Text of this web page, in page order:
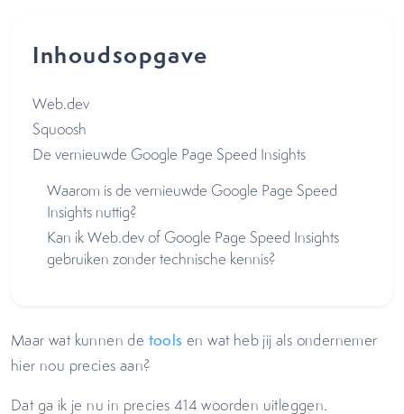
Inhoudsopgave
Web.dev
Squoosh
De vernieuwde Google Page Speed Insights
Waarom is de vernieuwde Google Page Speed
Insights nuttig?
Kan ik Web.dev of Google Page Speed Insights
gebruiken zonder technische kennis?
Maar wat kunnen de tools en wat heb jij als ondernemer
hier nou precies aan?
Dat ga ik je nu in precies 414 woorden uitleggen.